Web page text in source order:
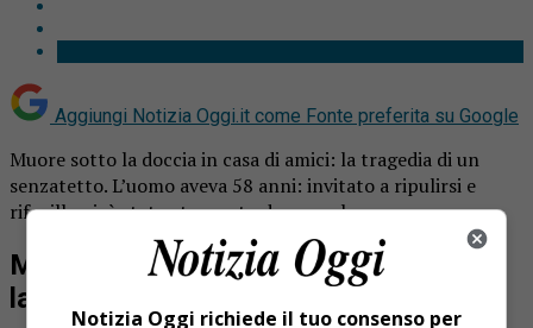
Aggiungi Notizia Oggi.it come Fonte preferita su Google
Muore sotto la doccia in casa di amici: la tragedia di un
senzatetto. L’uomo aveva 58 anni: invitato a ripulirsi e
rifocillarsi, è stato stroncato da un malore.
Muore sotto la doccia in casa di amici:
la tragedia di un senzatetto
Notizia Oggi richiede il tuo consenso per